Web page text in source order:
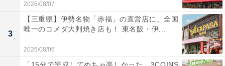
「ふたごの湯」には以下のような口コミが寄せられてい
ます。
鉄分の多いお湯とのことで、最初は少し驚きました
2026/08/07
3
【三重県】伊勢名物「赤福」の直営店に、全国
唯一のコメダ大判焼き店も！ 東名阪・伊...
2026/08/06